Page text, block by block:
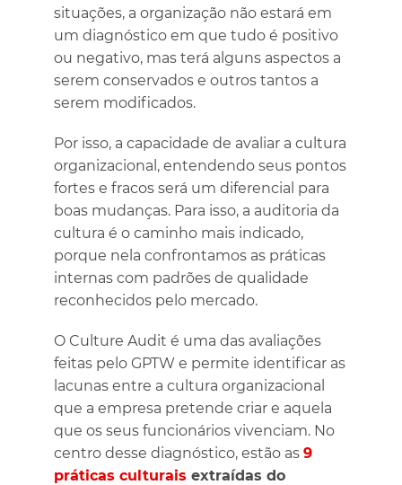
situações, a organização não estará em
um diagnóstico em que tudo é positivo
ou negativo, mas terá alguns aspectos a
serem conservados e outros tantos a
serem modificados.
Por isso, a capacidade de avaliar a cultura
organizacional, entendendo seus pontos
fortes e fracos será um diferencial para
boas mudanças. Para isso, a auditoria da
cultura é o caminho mais indicado,
porque nela confrontamos as práticas
internas com padrões de qualidade
reconhecidos pelo mercado.
O Culture Audit é uma das avaliações
feitas pelo GPTW e permite identificar as
lacunas entre a cultura organizacional
que a empresa pretende criar e aquela
que os seus funcionários vivenciam. No
centro desse diagnóstico, estão as 9
práticas culturais extraídas do